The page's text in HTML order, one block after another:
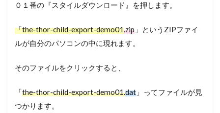
０１番の『スタイルダウンロード』を押します。
「the-thor-child-export-demo01.zip 」というZIPファイ
ルが自分のパソコンの中に現れます。
そのファイルをクリックすると、
「the-thor-child-export-demo01.dat 」ってファイルが見
つかります。